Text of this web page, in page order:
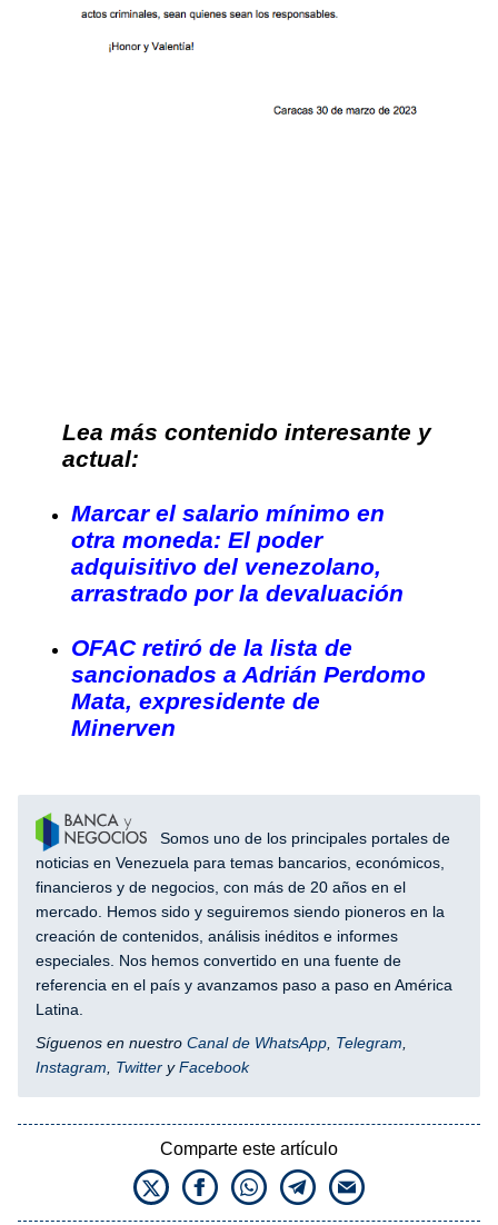
Lea más contenido interesante y
actual:
Marcar el salario mínimo en
otra moneda: El poder
adquisitivo del venezolano,
arrastrado por la devaluación
OFAC retiró de la lista de
sancionados a Adrián Perdomo
Mata, expresidente de
Minerven
Somos uno de los principales portales de
noticias en Venezuela para temas bancarios, económicos,
financieros y de negocios, con más de 20 años en el
mercado. Hemos sido y seguiremos siendo pioneros en la
creación de contenidos, análisis inéditos e informes
especiales. Nos hemos convertido en una fuente de
referencia en el país y avanzamos paso a paso en América
Latina.
Síguenos en nuestro Canal de WhatsApp, Telegram,
Instagram, Twitter yFacebook
Comparte este artículo